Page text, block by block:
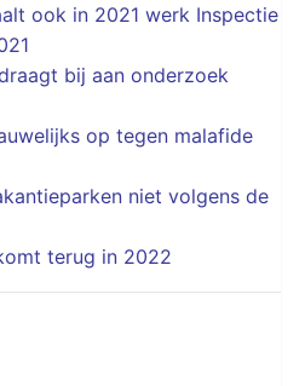
ook in 2021 werk Inspectie
bij aan onderzoek
op tegen malafide
niet volgens de
terug in 2022